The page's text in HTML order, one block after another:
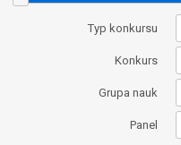
Typ konkursu
Konkurs
Grupa nauk
Panel